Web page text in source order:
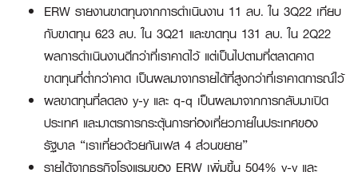
ERW รายงานขาดทุนจากการดำเนินงาน 11 ลบ. ใน 3Q22 เทียบ
กับขาดทุน 623 ลบ. ใน 3Q21 และขาดทุน 131 ลบ. ใน 2Q22
ผลการดำเนินงานดีกว่าที่เราคาดไว้ แต่เป็นไปตามที่ตลาดคาด
ขาดทุนที่ต่ำกว่าคาด เป็นผลมาจากรายได้ที่สูงกว่าที่เราคาดการณ์ไว้
ผลขาดทุนที่ลดลง y-y และ q-q เป็นผลมาจากการกลับมาเปิด
ประเทศ และมาตรการกระตุ้นการท่องเที่ยวภายในประเทศของ
รัฐบาล “เราเที่ยวด้วยกันเฟส 4 ส่วนขยาย”
รายได้จากธุรกิจโรงแรมของ ERW เพิ่มขึ้น 504% y-y และ